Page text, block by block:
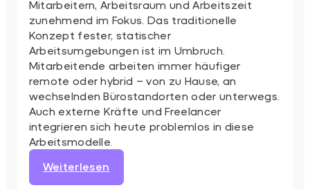
Mitarbeitern, Arbeitsraum und Arbeitszeit
zunehmend im Fokus. Das traditionelle
Konzept fester, statischer
Arbeitsumgebungen ist im Umbruch.
Mitarbeitende arbeiten immer häufiger
remote oder hybrid – von zu Hause, an
wechselnden Bürostandorten oder unterwegs.
Auch externe Kräfte und Freelancer
integrieren sich heute problemlos in diese
Arbeitsmodelle.
Weiterlesen
Modernes